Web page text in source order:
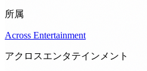
所属
Across Entertainment
アクロスエンタテインメント